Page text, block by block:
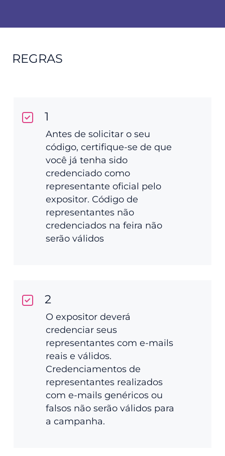
REGRAS
1
Antes de solicitar o seu
código, certifique-se de que
você já tenha sido
credenciado como
representante oficial pelo
expositor. Código de
representantes não
credenciados na feira não
serão válidos
2
O expositor deverá
credenciar seus
representantes com e-mails
reais e válidos.
Credenciamentos de
representantes realizados
com e-mails genéricos ou
falsos não serão válidos para
a campanha.